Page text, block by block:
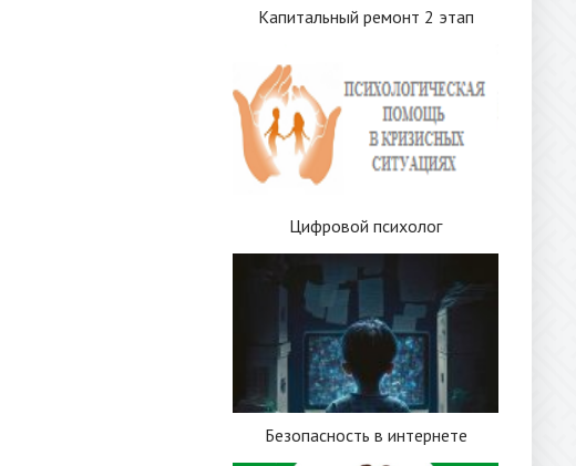
Капитальный ремонт 2 этап
Цифровой психолог
Безопасность в интернете